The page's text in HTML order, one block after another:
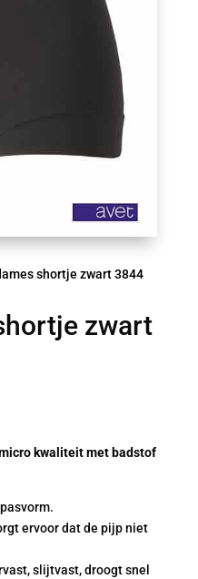
shortje zwart 3844
zwart
kwaliteit met badstof
ervoor dat de pijp niet
slijtvast, droogt snel